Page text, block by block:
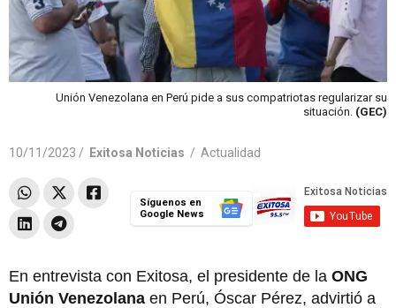
Unión Venezolana en Perú pide a sus compatriotas regularizar su
situación. (GEC)
10/11/2023 / Exitosa Noticias / Actualidad
Síguenos en
Google News
En entrevista con Exitosa, el presidente de la ONG
Unión Venezolana en Perú, Óscar Pérez, advirtió a